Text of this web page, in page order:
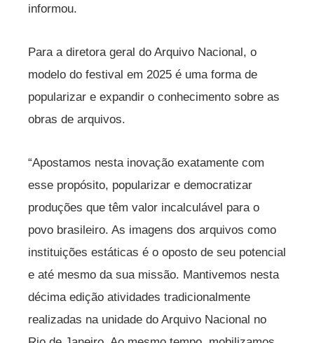
informou.
Para a diretora geral do Arquivo Nacional, o
modelo do festival em 2025 é uma forma de
popularizar e expandir o conhecimento sobre as
obras de arquivos.
“Apostamos nesta inovação exatamente com
esse propósito, popularizar e democratizar
produções que têm valor incalculável para o
povo brasileiro. As imagens dos arquivos como
instituições estáticas é o oposto de seu potencial
e até mesmo da sua missão. Mantivemos nesta
décima edição atividades tradicionalmente
realizadas na unidade do Arquivo Nacional no